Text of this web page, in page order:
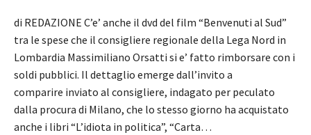
di REDAZIONE C’e’ anche il dvd del film “Benvenuti al Sud”
tra le spese che il consigliere regionale della Lega Nord in
Lombardia Massimiliano Orsatti si e’ fatto rimborsare con i
soldi pubblici. Il dettaglio emerge dall’invito a
comparire inviato al consigliere, indagato per peculato
dalla procura di Milano, che lo stesso giorno ha acquistato
anche i libri “L’idiota in politica”, “Carta…